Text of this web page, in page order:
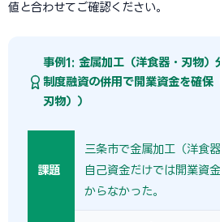
値と合わせてご確認ください。
事例1: 金属加工（洋食器・刃物）
制度融資の併用で開業資金を確保
刃物））
課題
三条市で金属加工（洋食
自己資金だけでは開業資
からなかった。